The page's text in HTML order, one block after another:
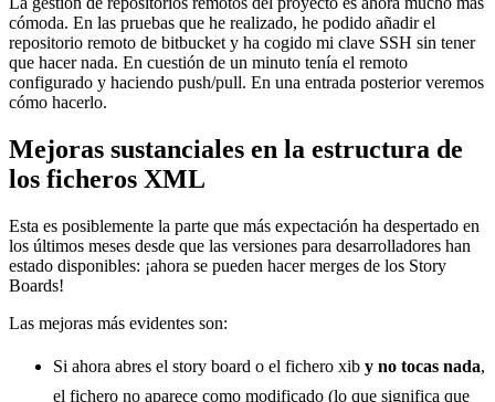
cómoda. En las pruebas que he realizado, he podido añadir el
repositorio remoto de bitbucket y ha cogido mi clave SSH sin tener
que hacer nada. En cuestión de un minuto tenía el remoto
configurado y haciendo push/pull. En una entrada posterior veremos
cómo hacerlo.
Mejoras sustanciales en la estructura de
los ficheros XML
Esta es posiblemente la parte que más expectación ha despertado en
los últimos meses desde que las versiones para desarrolladores han
estado disponibles: ¡ahora se pueden hacer merges de los Story
Boards!
Las mejoras más evidentes son:
Si ahora abres el story board o el fichero xib y no tocas nada,
el fichero no aparece como modificado (lo que significa que